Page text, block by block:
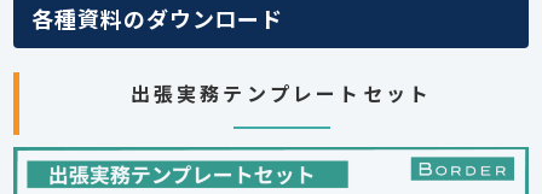
各種資料のダウンロード
出張実務テンプレートセット